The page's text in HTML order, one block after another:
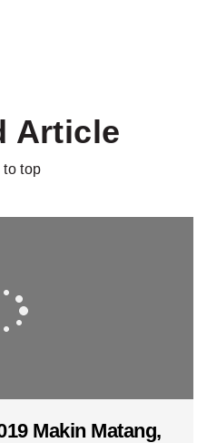
Article
to top
Makin Matang,